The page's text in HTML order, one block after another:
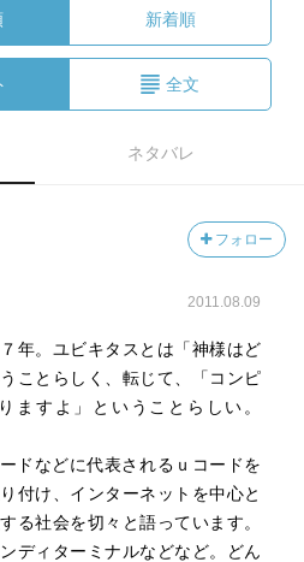
新着順
全文
ネタバレ
フォロー
2011.08.09
年。ユビキタスとは「神様はど
ことらしく、転じて、「コンピ
ますよ」ということらしい。
ドなどに代表されるｕコードを
付け、インターネットを中心と
る社会を切々と語っています。
ディターミナルなどなど。どん